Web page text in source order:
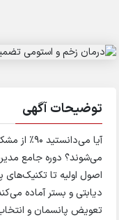
توضیحات آگهی
آیا
می‌شوند؟ دوره جامع
اصول اولیه تا
دیابتی و بستر آماده
تعویض پانسمان و